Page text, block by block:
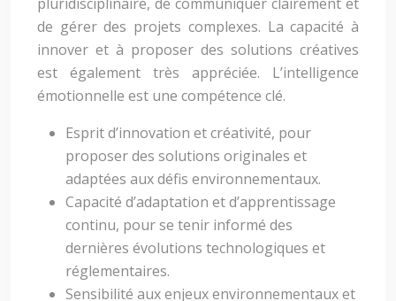
de gérer des projets complexes. La capacité à
innover et à proposer des solutions créatives
est également très appréciée. L’intelligence
émotionnelle est une compétence clé.
Esprit d’innovation et créativité, pour
proposer des solutions originales et
adaptées aux défis environnementaux.
Capacité d’adaptation et d’apprentissage
continu, pour se tenir informé des
dernières évolutions technologiques et
réglementaires.
Sensibilité aux enjeux environnementaux et